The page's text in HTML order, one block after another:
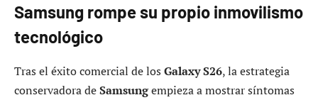
Samsung rompe su propio inmovilismo
tecnológico
Tras el éxito comercial de los Galaxy S26, la estrategia
conservadora deSamsungempieza a mostrar síntomas